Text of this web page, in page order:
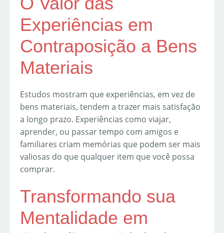
Experiências em
Contraposição a Bens
Materiais
Estudos mostram que experiências, em vez de
bens materiais, tendem a trazer mais satisfação
a longo prazo. Experiências como viajar,
aprender, ou passar tempo com amigos e
familiares criam memórias que podem ser mais
valiosas do que qualquer item que você possa
comprar.
Transformando sua
Mentalidade em